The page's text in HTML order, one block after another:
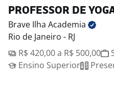
PROFESSOR DE
Brave Ilha Academia
Rio de Janeiro - RJ
R$ 420,00 a R$ 500,00
Ensino Superior